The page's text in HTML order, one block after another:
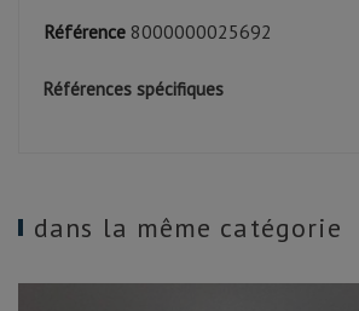
Référence 8000000025692
Références spécifiques
dans la même catégorie